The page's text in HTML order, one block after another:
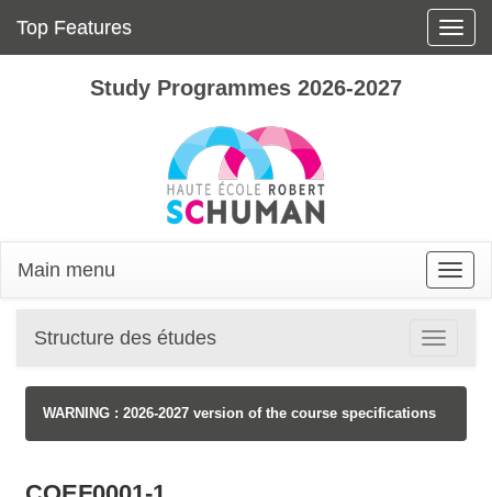
Toggle
Top Features
Study Programmes 2026-2027
Toggle
Main menu
Toggle
Structure des études
WARNING : 2026-2027 version of the course specifications